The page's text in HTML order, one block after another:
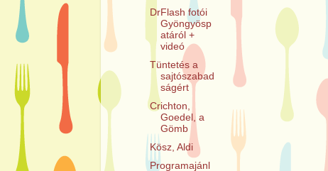
DrFlash fotói
Gyöngyösp
atáról +
videó
Tüntetés a
sajtószabad
ságért
Crichton,
Goedel, a
Gömb
Kösz, Aldi
Programajánl